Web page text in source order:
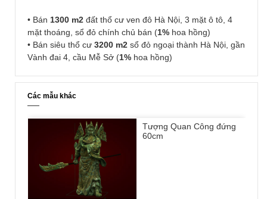
• Bán 1300 m2 đất thổ cư ven đô Hà Nội, 3 mặt ô tô, 4
mặt thoáng, sổ đỏ chính chủ bán (1% hoa hồng)
• Bán siêu thổ cư 3200 m2 sổ đỏ ngoại thành Hà Nội, gần
Vành đai 4, cầu Mễ Sở (1% hoa hồng)
Các mẫu khác
Tượng Quan Công đứng
60cm